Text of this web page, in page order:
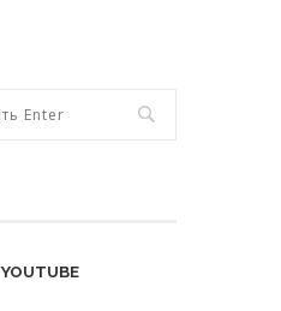
YOUTUBE